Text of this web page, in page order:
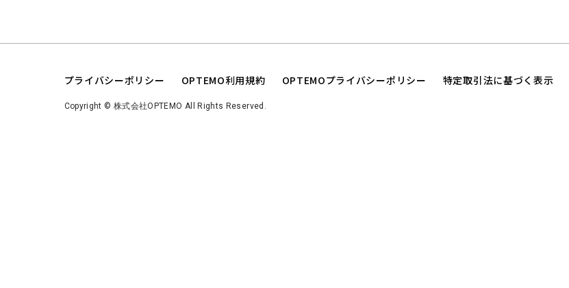
プライバシーポリシー OPTEMO利用規約 OPTEMOプライバシーポリシー 特定取引法に基づく表示
Copyright © 株式会社OPTEMO All Rights Reserved.